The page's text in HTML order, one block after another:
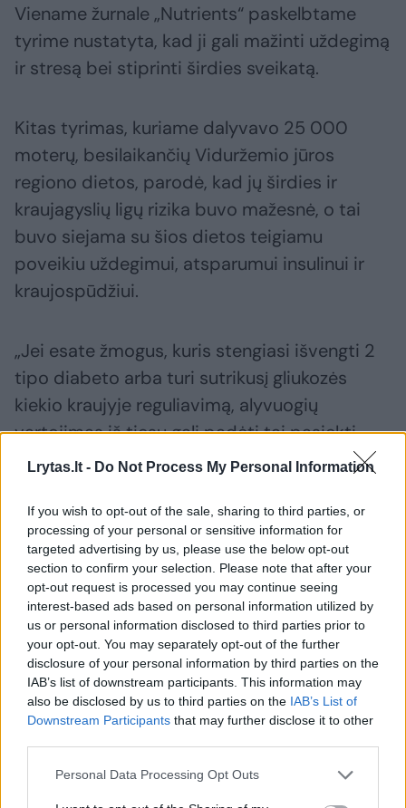
Lrytas.lt - Do Not Process My Personal Information
If you wish to opt-out of the sale, sharing to third parties, or
processing of your personal or sensitive information for
targeted advertising by us, please use the below opt-out
section to confirm your selection. Please note that after your
opt-out request is processed you may continue seeing
interest-based ads based on personal information utilized by
us or personal information disclosed to third parties prior to
your opt-out. You may separately opt-out of the further
disclosure of your personal information by third parties on the
IAB’s list of downstream participants. This information may
also be disclosed by us to third parties on the IAB’s List of
Downstream Participants that may further disclose it to other
Personal Data Processing Opt Outs
Viename žurnale „Nutrients“ paskelbtame
tyrime nustatyta, kad ji gali mažinti uždegimą
ir stresą bei stiprinti širdies sveikatą.
Kitas tyrimas, kuriame dalyvavo 25 000
moterų, besilaikančių Viduržemio jūros
regiono dietos, parodė, kad jų širdies ir
kraujagyslių ligų rizika buvo mažesnė, o tai
buvo siejama su šios dietos teigiamu
poveikiu uždegimui, atsparumui insulinui ir
kraujospūdžiui.
„Jei esate žmogus, kuris stengiasi išvengti 2
tipo diabeto arba turi sutrikusį gliukozės
kiekio kraujyje reguliavimą, alyvuogių
vartojimas iš tiesų gali padėti tai pasiekti
būtent dėl šių riebalų“, – teigia F. Amati.
2. Naudingos žarnyno sveikatai
Alyvuogės yra gausios polifenolių, sako dr. F.
Amati, – tai natūraliai augaluose randami
junginiai, turintys daugybę naudingų savybių
sveikatai. „Jie turi antioksidacinį poveikį, gali
mažinti uždegimą ir yra puikūs žarnyno
sveikatai“, – aiškina tyrėja.
Mūsų žarnyno mikrobiomas naudoja
polifenolius metabolitams gaminti, kurie